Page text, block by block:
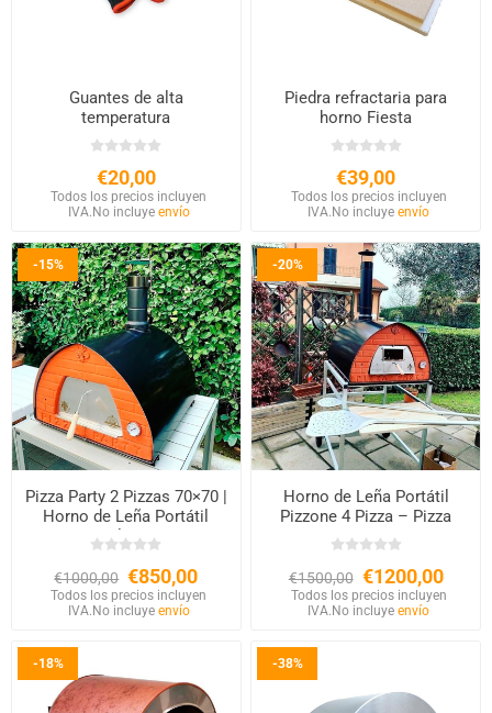
Guantes de alta
temperatura
€20,00
Todos los precios incluyen
IVA. No incluye envío
Piedra refractaria para
horno Fiesta
€39,00
Todos los precios incluyen
IVA. No incluyeenvío
-15%
Pizza Party 2 Pizzas 70×70 |
Horno de Leña Portátil
Italiano
€1000,00 €850,00
Todos los precios incluyen
IVA. No incluye envío
-20%
Horno de Leña Portátil
Pizzone 4 Pizza – Pizza
Party
€1500,00 €1200,00
Todos los precios incluyen
IVA. No incluyeenvío
-18% -38%